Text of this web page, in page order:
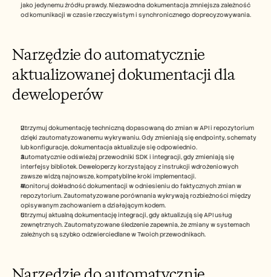
jako jedynemu źródłu prawdy. Niezawodna dokumentacja zmniejsza zależność
od komunikacji w czasie rzeczywistym i synchronicznego doprecyzowywania.
Narzędzie do automatycznie
aktualizowanej dokumentacji dla
deweloperów
Utrzymuj dokumentację techniczną dopasowaną do zmian w API i repozytorium
dzięki zautomatyzowanemu wykrywaniu. Gdy zmieniają się endpointy, schematy
lub konfiguracje, dokumentacja aktualizuje się odpowiednio.
Automatycznie odświeżaj przewodniki SDK i integracji, gdy zmieniają się
interfejsy bibliotek. Deweloperzy korzystający z instrukcji wdrożeniowych
zawsze widzą najnowsze, kompatybilne kroki implementacji.
Monitoruj dokładność dokumentacji w odniesieniu do faktycznych zmian w
repozytorium. Zautomatyzowane porównania wykrywają rozbieżności między
opisywanym zachowaniem a działającym kodem.
Utrzymuj aktualną dokumentację integracji, gdy aktualizują się API usług
zewnętrznych. Zautomatyzowane śledzenie zapewnia, że zmiany w systemach
zależnych są szybko odzwierciedlane w Twoich przewodnikach.